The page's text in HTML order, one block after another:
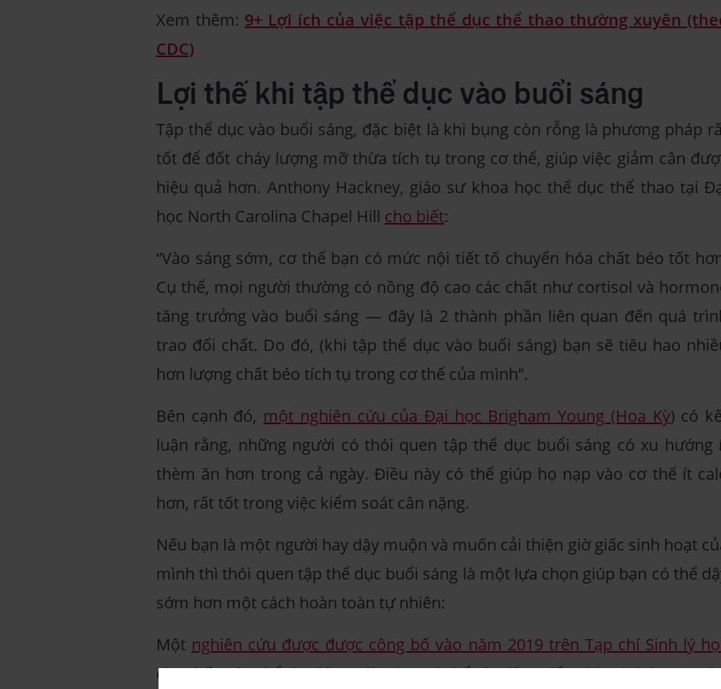
Xem thêm: 9+ Lợi ích của việc tập thể dục thể thao thường xuyên
CDC)
Lợi thế khi tập thể dục vào buổi sáng
Tập thể dục vào buổi sáng, đặc biệt là khi bụng còn rỗng là phương pháp
tốt để đốt cháy lượng mỡ thừa tích tụ trong cơ thể, giúp việc giảm cân
hiệu quả hơn. Anthony Hackney, giáo sư khoa học thể dục thể thao tại
học North Carolina Chapel Hill cho biết:
“Vào sáng sớm, cơ thể bạn có mức nội tiết tố chuyển hóa chất béo tốt
Cụ thể, mọi người thường có nồng độ cao các chất như cortisol và
tăng trưởng vào buổi sáng — đây là 2 thành phần liên quan đến quá
trao đổi chất. Do đó, (khi tập thể dục vào buổi sáng) bạn sẽ tiêu hao
hơn lượng chất béo tích tụ trong cơ thể của mình”.
Bên cạnh đó, một nghiên cứu của Đại học Brigham Young (Hoa Kỳ) có
luận rằng, những người có thói quen tập thể dục buổi sáng có xu hướng
thèm ăn hơn trong cả ngày. Điều này có thể giúp họ nạp vào cơ thể ít
hơn, rất tốt trong việc kiểm soát cân nặng.
Nếu bạn là một người hay dậy muộn và muốn cải thiện giờ giấc sinh hoạt
mình thì thói quen tập thể dục buổi sáng là một lựa chọn giúp bạn có thể
sớm hơn một cách hoàn toàn tự nhiên:
Một nghiên cứu được được công bố vào năm 2019 trên Tạp chí Sinh lý
cho thấy, tập thể dục lúc 7 giờ sáng có thể tác động đến nhịp sinh học cơ